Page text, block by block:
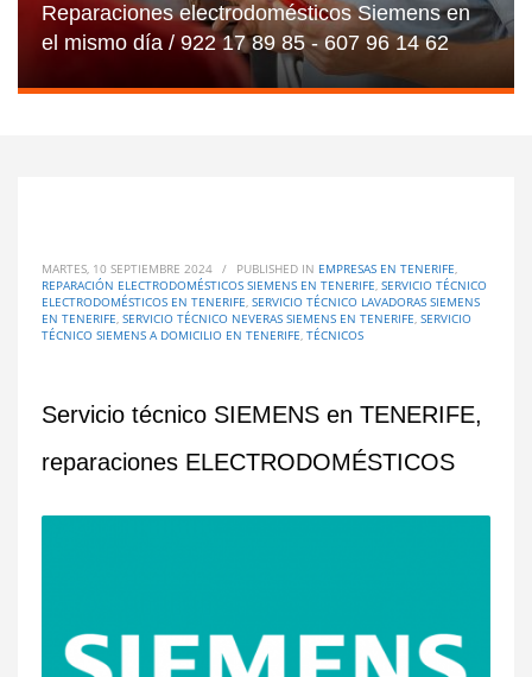
Reparaciones electrodomésticos Siemens en
el mismo día / 922 17 89 85 - 607 96 14 62
MARTES, 10 SEPTIEMBRE 2024 / PUBLISHED IN EMPRESAS EN TENERIFE,
REPARACIÓN ELECTRODOMÉSTICOS SIEMENS EN TENERIFE, SERVICIO TÉCNICO
ELECTRODOMÉSTICOS EN TENERIFE, SERVICIO TÉCNICO LAVADORAS SIEMENS
EN TENERIFE, SERVICIO TÉCNICO NEVERAS SIEMENS EN TENERIFE, SERVICIO
TÉCNICO SIEMENS A DOMICILIO EN TENERIFE, TÉCNICOS
Servicio técnico SIEMENS en TENERIFE,
reparaciones ELECTRODOMÉSTICOS